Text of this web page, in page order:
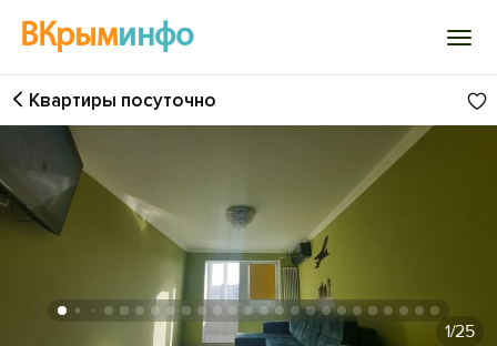
ВКрыминфо
Войти
Избранное
История просмотра
Добавить свой объект
Квартиры посуточно
1/25